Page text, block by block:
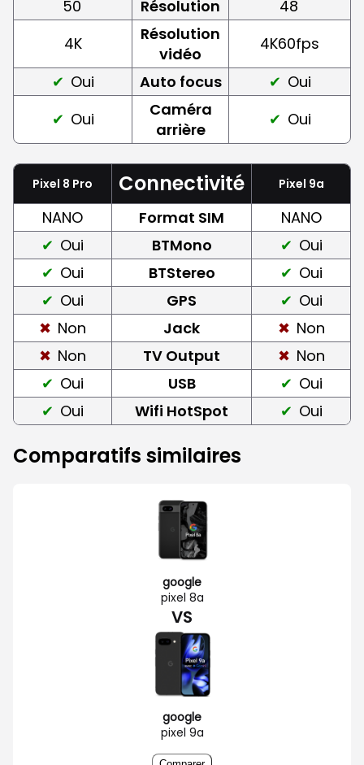
50
Résolution
48
4K
Résolution
vidéo
4K60fps
Oui
Auto focus
Oui
Oui
Caméra
arrière
Oui
Pixel 8 Pro Connectivité Pixel 9a
NANO Format SIM
NANO
Oui
BTMono
Oui
Oui
BTStereo
Oui
Oui
GPS
Oui
Non
Jack
Non
Non
TV Output
Non
Oui
USB
Oui
Oui
Wifi HotSpot Oui
Comparatifs similaires
google
pixel 8a
VS
google
pixel 9a